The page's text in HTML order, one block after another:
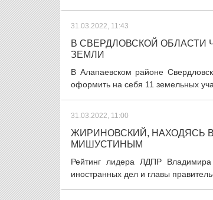
31.03.2022, 11:43
В СВЕРДЛОВСКОЙ ОБЛАСТИ
ЗЕМЛИ
В Алапаевском районе
оформить на себя 11 земельных
31.03.2022, 11:00
ЖИРИНОВСКИЙ, НАХОДЯСЬ
МИШУСТИНЫМ
Рейтинг лидера ЛДПР
иностранных дел и главы